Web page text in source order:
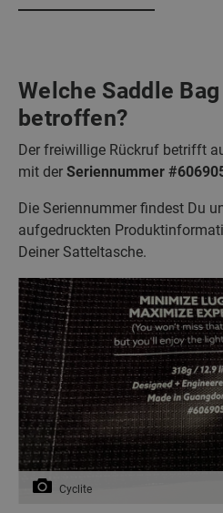
Welche Saddle
betroffen?
Der freiwillige Rückruf betrifft
mit der Seriennummer
Die Seriennummer findest Du
aufgedruckten
Deiner Satteltasche.
Cyclite